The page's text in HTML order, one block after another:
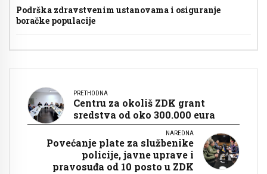
Podrška zdravstvenim ustanovama i osiguranje
boračke populacije
PRETHODNA
Centru za okoliš ZDK grant
sredstva od oko 300.000 eura
NAREDNA
Povećanje plate za službenike
policije, javne uprave i
pravosuđa od 10 posto u ZDK